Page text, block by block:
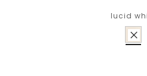
lucid